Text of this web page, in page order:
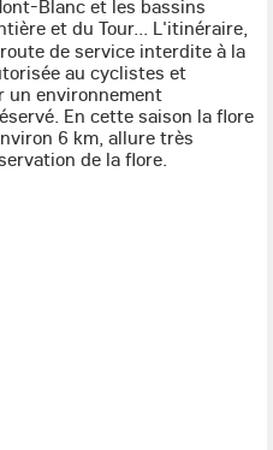
Blanc et les bassins
et du Tour... L'itinéraire,
de service interdite à la
au cyclistes et
un environnement
En cette saison la flore
6 km, allure très
de la flore.